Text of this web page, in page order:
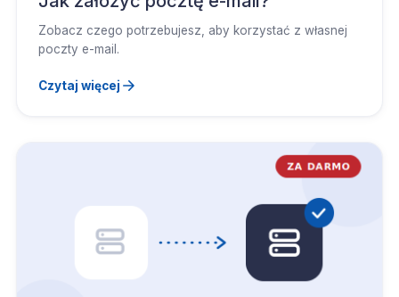
Zobacz czego potrzebujesz, aby korzystać z własnej
poczty e-mail.
Czytaj więcej